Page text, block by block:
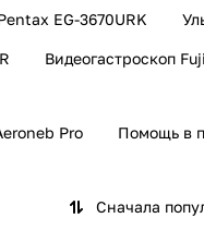
EG-3670URK
Видеогастроскоп
Pro Помощь в
Сначала